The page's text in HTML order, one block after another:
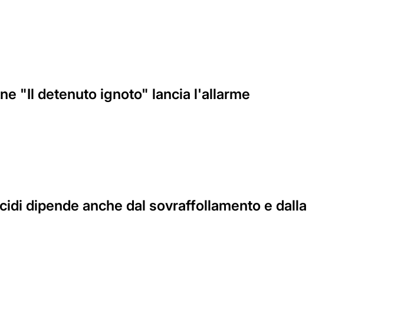
"Il detenuto ignoto" lancia l'allarme
dipende anche dal sovraffollamento e dalla